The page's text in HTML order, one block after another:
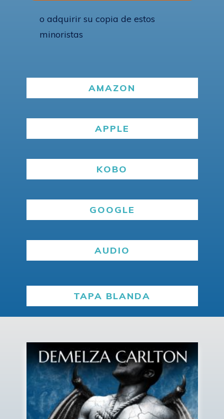
o adquirir su copia de estos
minoristas
AMAZON
APPLE
KOBO
GOOGLE
AUDIO
TAPA BLANDA